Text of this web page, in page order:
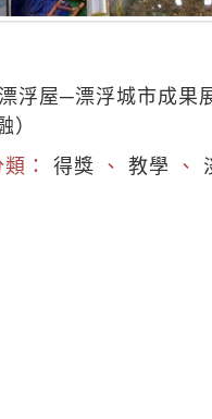
浮屋─漂浮城市成果
： 得獎 、 教學 、